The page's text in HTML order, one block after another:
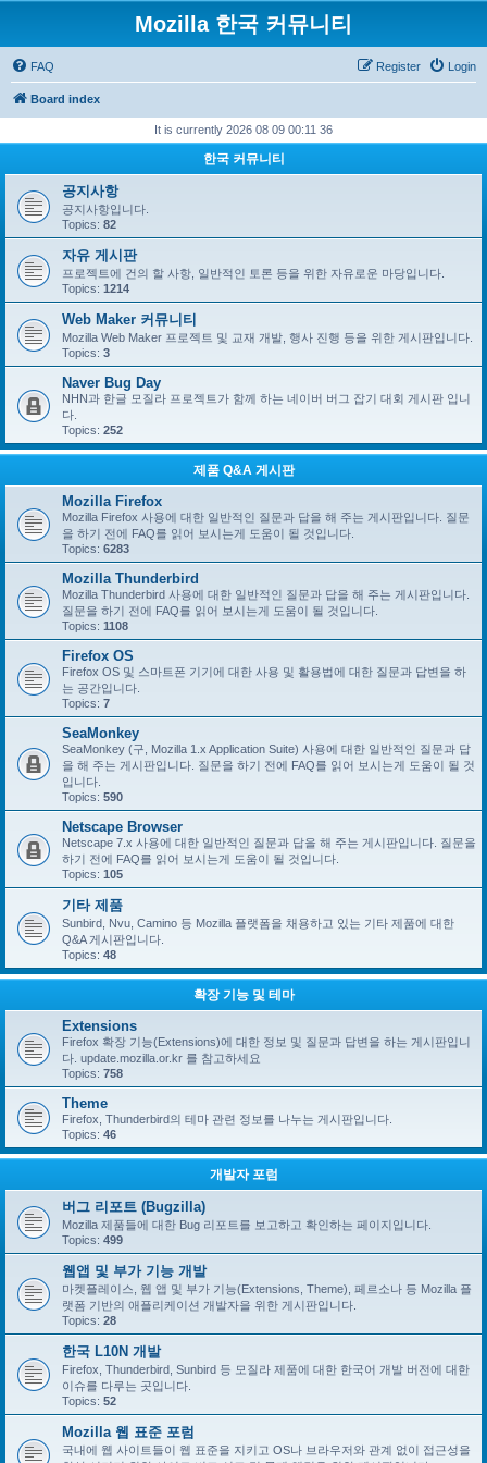
Mozilla 한국 커뮤니티
FAQ Login
Register
Board index
It is currently 2026 08 09 00:11 36
한국 커뮤니티
공지사항
공지사항입니다.
Topics: 82
자유 게시판
프로젝트에 건의 할 사항, 일반적인 토론 등을 위한 자유로운 마당입니다.
Topics: 1214
Web Maker 커뮤니티
Mozilla Web Maker 프로젝트 및 교재 개발, 행사 진행 등을 위한 게시판입니다.
Topics: 3
Naver Bug Day
NHN과 한글 모질라 프로젝트가 함께 하는 네이버 버그 잡기 대회 게시판 입니
다.
Topics: 252
제품 Q&A 게시판
Mozilla Firefox
Mozilla Firefox 사용에 대한 일반적인 질문과 답을 해 주는 게시판입니다. 질문
을 하기 전에 FAQ를 읽어 보시는게 도움이 될 것입니다.
Topics: 6283
Mozilla Thunderbird
Mozilla Thunderbird 사용에 대한 일반적인 질문과 답을 해 주는 게시판입니다.
질문을 하기 전에 FAQ를 읽어 보시는게 도움이 될 것입니다.
Topics: 1108
Firefox OS
Firefox OS 및 스마트폰 기기에 대한 사용 및 활용법에 대한 질문과 답변을 하
는 공간입니다.
Topics: 7
SeaMonkey
SeaMonkey (구, Mozilla 1.x Application Suite) 사용에 대한 일반적인 질문과 답
을 해 주는 게시판입니다. 질문을 하기 전에 FAQ를 읽어 보시는게 도움이 될 것
입니다.
Topics: 590
Netscape Browser
Netscape 7.x 사용에 대한 일반적인 질문과 답을 해 주는 게시판입니다. 질문을
하기 전에 FAQ를 읽어 보시는게 도움이 될 것입니다.
Topics: 105
기타 제품
Sunbird, Nvu, Camino 등 Mozilla 플랫폼을 채용하고 있는 기타 제품에 대한
Q&A 게시판입니다.
Topics: 48
확장 기능 및 테마
Extensions
Firefox 확장 기능(Extensions)에 대한 정보 및 질문과 답변을 하는 게시판입니
다. update.mozilla.or.kr 를 참고하세요
Topics: 758
Theme
Firefox, Thunderbird의 테마 관련 정보를 나누는 게시판입니다.
Topics: 46
개발자 포럼
버그 리포트 (Bugzilla)
Mozilla 제품들에 대한 Bug 리포트를 보고하고 확인하는 페이지입니다.
Topics: 499
웹앱 및 부가 기능 개발
마켓플레이스, 웹 앱 및 부가 기능(Extensions, Theme), 페르소나 등 Mozilla 플
랫폼 기반의 애플리케이션 개발자을 위한 게시판입니다.
Topics: 28
한국 L10N 개발
Firefox, Thunderbird, Sunbird 등 모질라 제품에 대한 한국어 개발 버전에 대한
이슈를 다루는 곳입니다.
Topics: 52
Mozilla 웹 표준 포럼
국내에 웹 사이트들이 웹 표준을 지키고 OS나 브라우저와 관계 없이 접근성을